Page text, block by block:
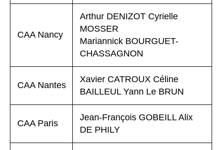
CAA Nancy
Arthur DENIZOT Cyrielle
MOSSER
Mariannick BOURGUET-
CHASSAGNON
CAA Nantes
Xavier CATROUX Céline
BAILLEUL Yann Le BRUN
CAA Paris
Jean-François GOBEILL Alix
DE PHILY